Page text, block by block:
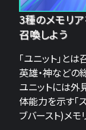
3種のメモリ
召喚しよう
「ユニット」と
英雄・神などの
ユニットには外
体能力を示す「
ブバースト)メモ